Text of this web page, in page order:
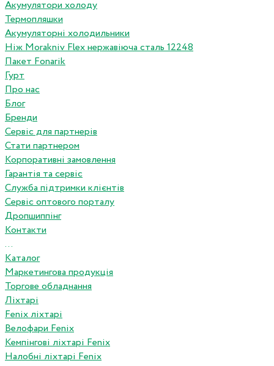
Акумулятори холоду
Термопляшки
Акумуляторні холодильники
Ніж Morakniv Flex нержавіюча сталь 12248
Пакет Fonarik
Гурт
Про нас
Блог
Бренди
Сервіс для партнерів
Стати партнером
Корпоративні замовлення
Гарантія та сервіс
Служба підтримки клієнтів
Сервіс оптового порталу
Дропшиппінг
Контакти
...
Каталог
Маркетингова продукція
Торгове обладнання
Ліхтарі
Fenix ліхтарі
Велофари Fenix
Кемпінгові ліхтарі Fenix
Налобні ліхтарі Fenix